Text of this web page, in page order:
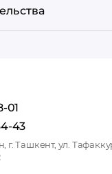
01
43
г. Ташкент, ул.